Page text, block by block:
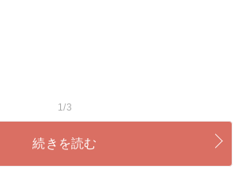
1/3
続きを読む